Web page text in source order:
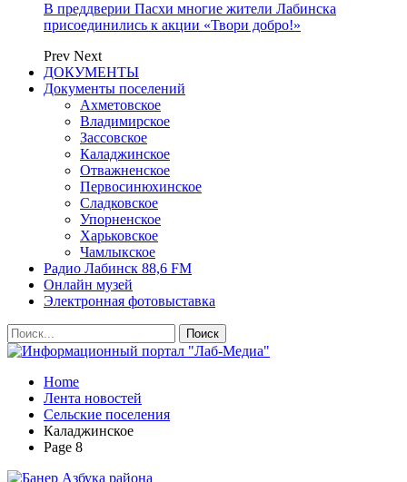
В преддверии Пасхи многие жители Лабинска
присоединились к акции «Твори добро!»
Prev Next
ДОКУМЕНТЫ
Документы поселений
Ахметовское
Владимирское
Зассовское
Каладжинское
Отважненское
Первосинюхинское
Сладковское
Упорненское
Харьковское
Чамлыкское
Радио Лабинск 88,6 FM
Онлайн музей
Электронная фотовыставка
Home
Лента новостей
Сельские поселения
Каладжинское
Page 8